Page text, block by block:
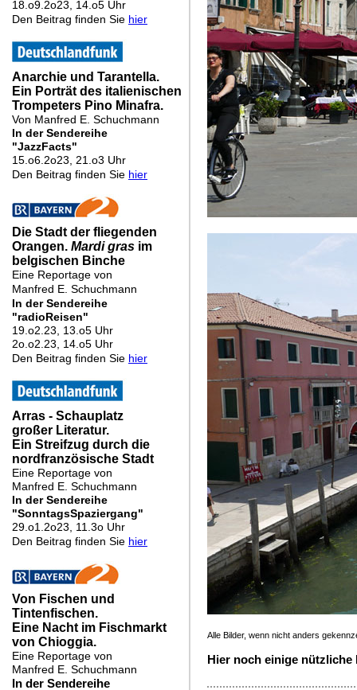
Alle Bilder, wenn nicht anders
Hier noch einige nützliche